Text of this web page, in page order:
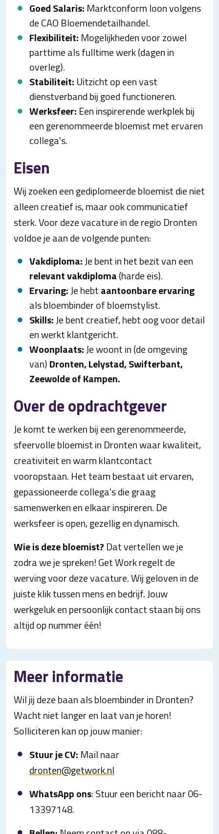
Goed Salaris: Marktconform loon volgens
de CAO Bloemendetailhandel.
Flexibiliteit: Mogelijkheden voor zowel
parttime als fulltime werk (dagen in
overleg).
Stabiliteit: Uitzicht op een vast
dienstverband bij goed functioneren.
Werksfeer: Een inspirerende werkplek bij
een gerenommeerde bloemist met ervaren
collega's.
Eisen
Wij zoeken een gediplomeerde bloemist die niet
alleen creatief is, maar ook communicatief
sterk. Voor deze vacature in de regio Dronten
voldoe je aan de volgende punten:
Vakdiploma:Je bent in het bezit van een
relevantvakdiploma(harde eis).
Ervaring:Je hebtaantoonbare ervaring
als bloembinder of bloemstylist.
Skills:Je bent creatief, hebt oog voor detail
en werkt klantgericht.
Woonplaats:Je woont in (de omgeving
van)Dronten, Lelystad, Swifterbant,
Zeewolde of Kampen.
Over de opdrachtgever
Je komt te werken bij een gerenommeerde,
sfeervolle bloemist in Dronten waar kwaliteit,
creativiteit en warm klantcontact
vooropstaan. Het team bestaat uit ervaren,
gepassioneerde collega's die graag
samenwerken en elkaar inspireren. De
werksfeer is open, gezellig en dynamisch.
Wie is deze bloemist? Dat vertellen we je
zodra we je spreken! Get Work regelt de
werving voor deze vacature. Wij geloven in de
juiste klik tussen mens en bedrijf. Jouw
werkgeluk en persoonlijk contact staan bij ons
altijd op nummer één!
Meer informatie
Wil jij deze baan als bloembinder in Dronten?
Wacht niet langer en laat van je horen!
Solliciteren kan op jouw manier:
Stuur je CV: Mail naar
dronten@getwork.nl
WhatsApp ons: Stuur een bericht naar 06-
13397148.